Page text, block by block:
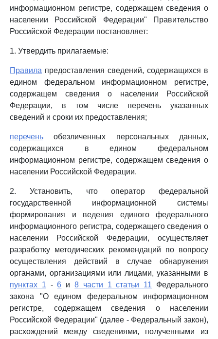
информационном регистре, содержащем сведения о
населении Российской Федерации" Правительство
Российской Федерации постановляет:
1. Утвердить прилагаемые:
Правила предоставления сведений, содержащихся в
едином федеральном информационном регистре,
содержащем сведения о населении Российской
Федерации, в том числе перечень указанных
сведений и сроки их предоставления;
перечень обезличенных персональных данных,
содержащихся в едином федеральном
информационном регистре, содержащем сведения о
населении Российской Федерации.
2. Установить, что оператор федеральной
государственной информационной системы
формирования и ведения единого федерального
информационного регистра, содержащего сведения о
населении Российской Федерации, осуществляет
разработку методических рекомендаций по вопросу
осуществления действий в случае обнаружения
органами, организациями или лицами, указанными в
пунктах 1 -6 и8 части 1 статьи 11 Федерального
закона "О едином федеральном информационном
регистре, содержащем сведения о населении
Российской Федерации" (далее - Федеральный закон),
расхождений между сведениями, полученными из